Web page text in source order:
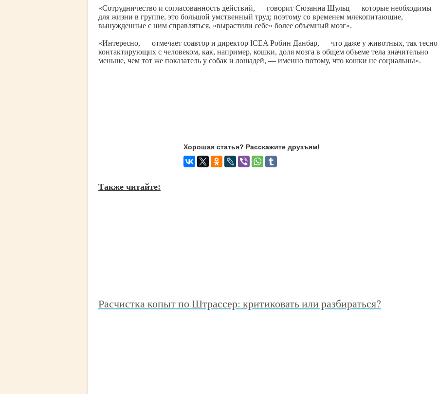
«Сотрудничество и согласованность действий, — говорит Сюзанна Шульц — которые необходимы
для жизни в группе, это большой умственный труд; поэтому со временем млекопитающие,
вынужденные с ним справляться, «вырастили себе» более объемный мозг».
«Интересно, — отмечает соавтор и директор ICEA Робин Данбар, — что даже у животных, так тесно
контактирующих с человеком, как, например, кошки, доля мозга в общем объеме тела значительно
меньше, чем тот же показатель у собак и лошадей, — именно потому, что кошки не социальны».
Хорошая статья? Расскажите друзъям!
Также читайте:
Расчистка копыт по Штрассер: критиковать или разбираться?